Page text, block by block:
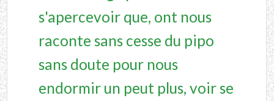
s'apercevoir que, ont nous
raconte sans cesse du pipo
sans doute pour nous
endormir un peut plus, voir se